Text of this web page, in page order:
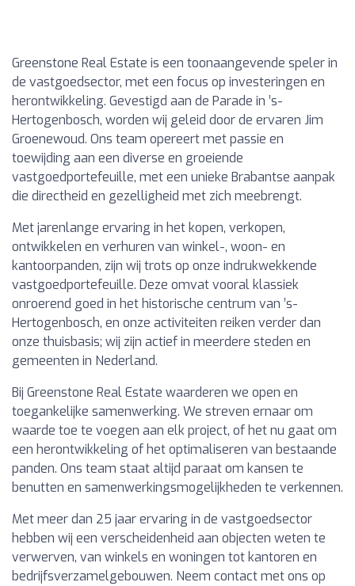
Greenstone Real Estate is een toonaangevende speler in
de vastgoedsector, met een focus op investeringen en
herontwikkeling. Gevestigd aan de Parade in ’s-
Hertogenbosch, worden wij geleid door de ervaren Jim
Groenewoud. Ons team opereert met passie en
toewijding aan een diverse en groeiende
vastgoedportefeuille, met een unieke Brabantse aanpak
die directheid en gezelligheid met zich meebrengt.
Met jarenlange ervaring in het kopen, verkopen,
ontwikkelen en verhuren van winkel-, woon- en
kantoorpanden, zijn wij trots op onze indrukwekkende
vastgoedportefeuille. Deze omvat vooral klassiek
onroerend goed in het historische centrum van ’s-
Hertogenbosch, en onze activiteiten reiken verder dan
onze thuisbasis; wij zijn actief in meerdere steden en
gemeenten in Nederland.
Bij Greenstone Real Estate waarderen we open en
toegankelijke samenwerking. We streven ernaar om
waarde toe te voegen aan elk project, of het nu gaat om
een herontwikkeling of het optimaliseren van bestaande
panden. Ons team staat altijd paraat om kansen te
benutten en samenwerkingsmogelijkheden te verkennen.
Met meer dan 25 jaar ervaring in de vastgoedsector
hebben wij een verscheidenheid aan objecten weten te
verwerven, van winkels en woningen tot kantoren en
bedrijfsverzamelgebouwen. Neem contact met ons op